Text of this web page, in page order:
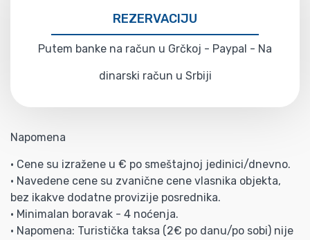
REZERVACIJU
Putem banke na račun u Grčkoj - Paypal - Na
dinarski račun u Srbiji
Napomena
• Cene su izražene u € po smeštajnoj jedinici/dnevno.
• Navedene cene su zvanične cene vlasnika objekta,
bez ikakve dodatne provizije posrednika.
• Minimalan boravak - 4 noćenja.
• Napomena: Turistička taksa (2€ po danu/po sobi) nije